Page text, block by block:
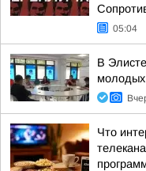
05:04
В
молодых
Что